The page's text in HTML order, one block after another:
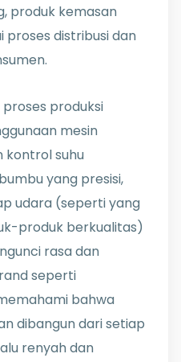
produk kemasan
proses distribusi dan
produksi
mesin
kontrol suhu
yang presisi,
udara (seperti yang
produk berkualitas)
rasa dan
seperti
bahwa
dibangun dari setiap
renyah dan